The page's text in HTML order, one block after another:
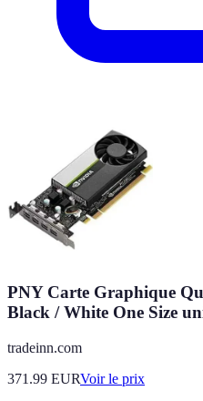
PNY Carte Graphique
Black / White One Size
tradeinn.com
371.99 EURVoir le prix